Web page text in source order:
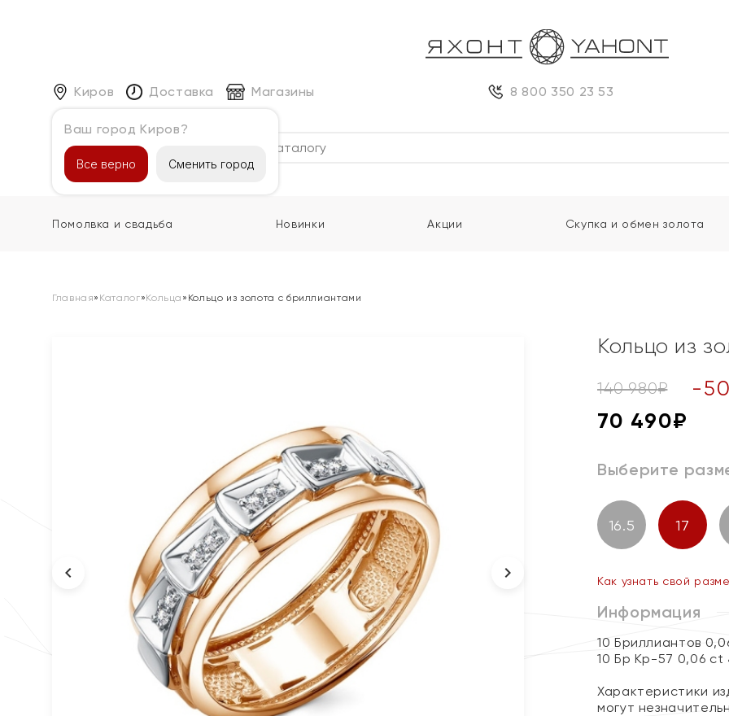
Киров
Ваш город Киров?
Все верно Сменить город
Доставка Магазины 8 800 350 23 53
Каталог
Помолвка и свадьба Новинки Акции Скупка и обмен золота
Главная» Каталог»Кольца » Кольцо из золота с бриллиантами
Кольцо из
140 980₽ -50
70 490₽
Выберите
16.5 17
Как узнать свой
Информация
10 Бриллиантов
10 Бр Кр-57 0,06 ct
Характеристики
могут